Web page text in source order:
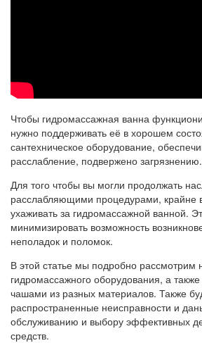
Чтобы гидромассажная ванна
нужно поддерживать её в хорошем
сантехническое оборудование,
расслабление, подвержено загрязнению.
Для того чтобы вы могли продолжать
расслабляющими процедурами, крайне
ухаживать за гидромассажной ванной.
минимизировать возможность
неполадок и поломок.
В этой статье мы подробно
гидромассажного оборудования, а
чашами из разных материалов. Также
распространенные неисправности и
обслуживанию и выбору эффективных
средств.